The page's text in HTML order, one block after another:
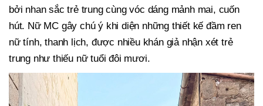
bởi nhan sắc trẻ trung cùng vóc dáng mảnh mai, cuốn
hút. Nữ MC gây chú ý khi diện những thiết kế đầm ren
nữ tính, thanh lịch, được nhiều khán giả nhận xét trẻ
trung như thiếu nữ tuổi đôi mươi.